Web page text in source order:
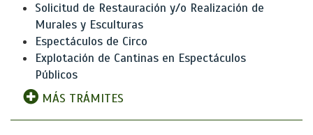
Solicitud de Restauración y/o Realización de
Murales y Esculturas
Espectáculos de Circo
Explotación de Cantinas en Espectáculos
Públicos
MÁS TRÁMITES